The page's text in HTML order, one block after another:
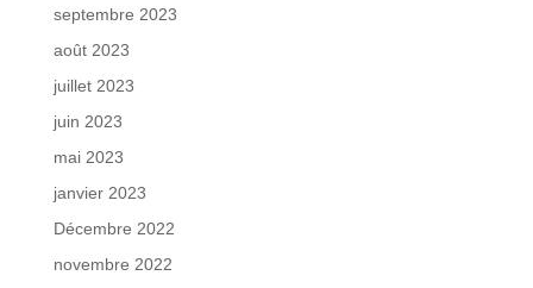
septembre 2023
août 2023
juillet 2023
juin 2023
mai 2023
janvier 2023
Décembre 2022
novembre 2022